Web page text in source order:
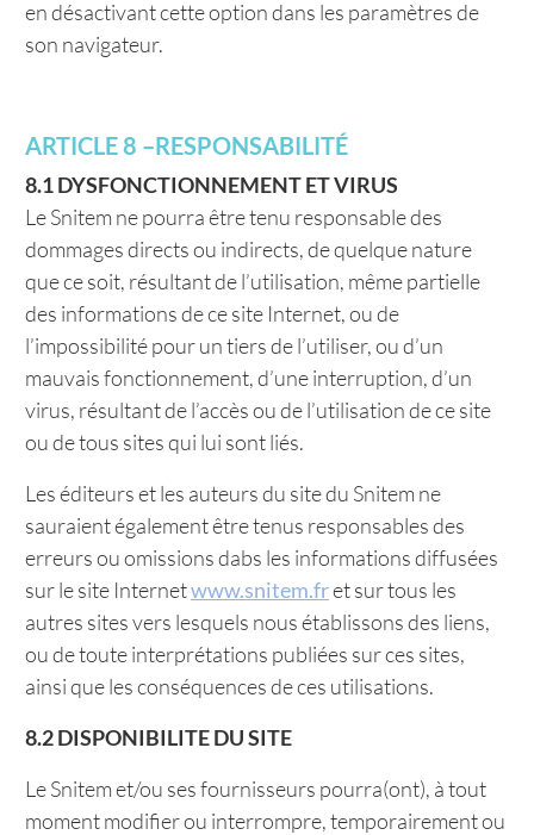
en désactivant cette option dans les paramètres de
son navigateur.
ARTICLE 8 –RESPONSABILITÉ
8.1 DYSFONCTIONNEMENT ET VIRUS
Le Snitem ne pourra être tenu responsable des
dommages directs ou indirects, de quelque nature
que ce soit, résultant de l’utilisation, même partielle
des informations de ce site Internet, ou de
l’impossibilité pour un tiers de l’utiliser, ou d’un
mauvais fonctionnement, d’une interruption, d’un
virus, résultant de l’accès ou de l’utilisation de ce site
ou de tous sites qui lui sont liés.
Les éditeurs et les auteurs du site du Snitem ne
sauraient également être tenus responsables des
erreurs ou omissions dabs les informations diffusées
sur le site Internetwww.snitem.fret sur tous les
autres sites vers lesquels nous établissons des liens,
ou de toute interprétations publiées sur ces sites,
ainsi que les conséquences de ces utilisations.
8.2 DISPONIBILITE DU SITE
Le Snitem et/ou ses fournisseurs pourra(ont), à tout
moment modifier ou interrompre, temporairement ou